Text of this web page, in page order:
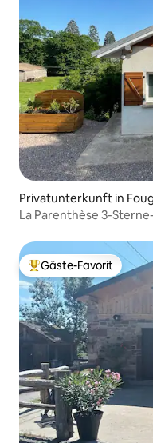
Privatunterkunft in
La Parenthèse 3-
Beliebter Gäste-Favorit.
Gäste-Favorit